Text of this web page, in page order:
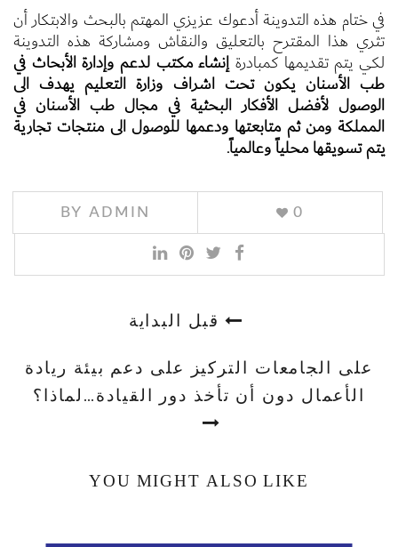
في ختام هذه التدوينة أدعوك عزيزي المهتم بالبحث والابتكار أن
تثري هذا المقترح بالتعليق والنقاش ومشاركة هذه التدوينة
لكي يتم تقديمها كمبادرةإنشاء مكتب لدعم وإدارة الأبحاث في
طب الأسنان يكون تحت اشراف وزارة التعليم يهدف الى
الوصول لأفضل الأفكار البحثية في مجال طب الأسنان في
المملكة ومن ثم متابعتها ودعمها للوصول الى منتجات تجارية
يتم تسويقها محلياً وعالمياً.
BYADMIN 0
قبل البداية
على الجامعات التركيز على دعم بيئة ريادة
الأعمال دون أن تأخذ دور القيادة…لماذا؟
YOU MIGHT ALSO LIKE